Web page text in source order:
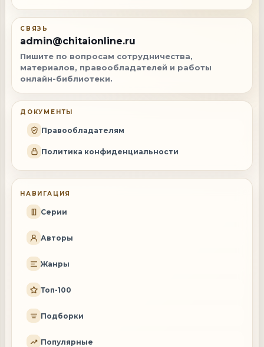
СВЯЗЬ
admin@chitaionline.ru
Пишите по вопросам сотрудничества,
материалов, правообладателей и работы
онлайн-библиотеки.
ДОКУМЕНТЫ
Правообладателям
Политика конфиденциальности
НАВИГАЦИЯ
Серии
Авторы
Жанры
Топ-100
Подборки
Популярные